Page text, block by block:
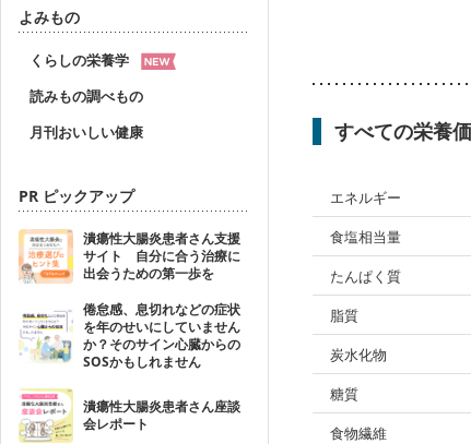
よみもの
くらしの栄養学
読みもの調べもの
月刊おいしい健康
PR ピックアップ
潰瘍性大腸炎患者さん支援
サイト 自分に合う治療に
出会うための第一歩を
倦怠感、息切れなどの症状
を年のせいにしていません
か？そのサイン心臓からの
SOSかもしれません
潰瘍性大腸炎患者さん座談
会レポート
すべての栄養価
エネルギー
食塩相当量
たんぱく質
脂質
炭水化物
糖質
食物繊維